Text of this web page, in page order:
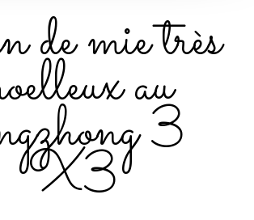
de mie très
au
3
X3